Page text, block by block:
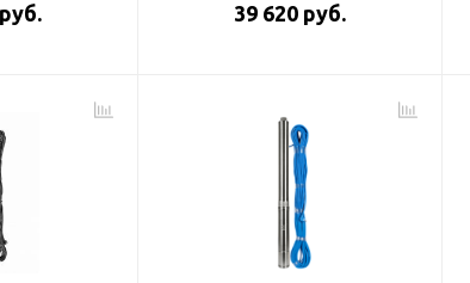
39 620 руб.